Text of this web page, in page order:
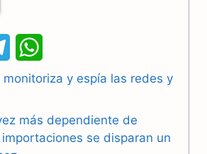
e
e
h
y espía las redes y
más dependiente de
se disparan un